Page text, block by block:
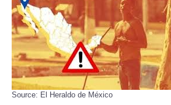
Source: El Heraldo de México